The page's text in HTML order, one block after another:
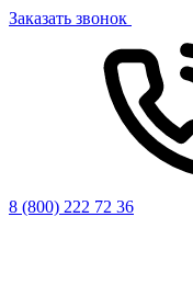
Заказать звонок
8 (800) 222 72 36